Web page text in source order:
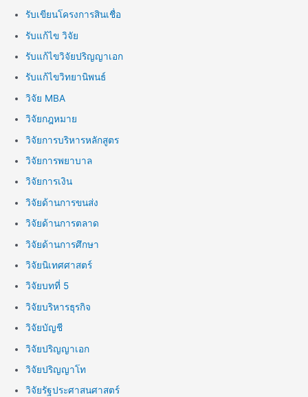
รับเขียนโครงการสินเชื่อ
รับแก้ไข วิจัย
รับแก้ไขวิจัยปริญญาเอก
รับแก้ไขวิทยานิพนธ์
วิจัย MBA
วิจัยกฎหมาย
วิจัยการบริหารหลักสูตร
วิจัยการพยาบาล
วิจัยการเงิน
วิจัยด้านการขนส่ง
วิจัยด้านการตลาด
วิจัยด้านการศึกษา
วิจัยนิเทศศาสตร์
วิจัยบทที่ 5
วิจัยบริหารธุรกิจ
วิจัยบัญชี
วิจัยปริญญาเอก
วิจัยปริญญาโท
วิจัยรัฐประศาสนศาสตร์